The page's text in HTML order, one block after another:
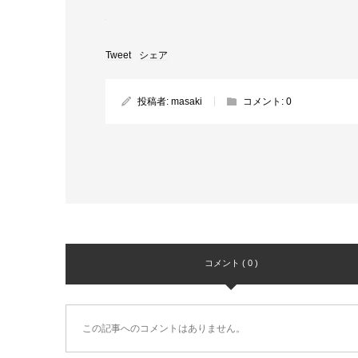
Tweet シェア
投稿者: masaki コメント: 0
コメント ( 0 )
この記事へのコメントはありません。